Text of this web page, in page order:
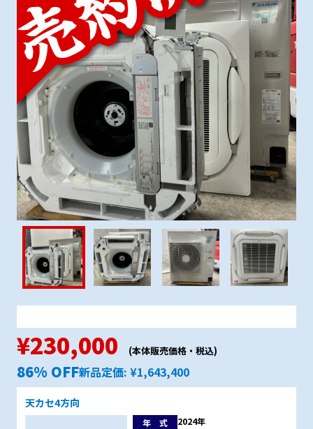
¥230,000 (本体販売価格・税込)
86% OFF新品定価: ¥1,643,400
天カセ4方向
年 式
2024年